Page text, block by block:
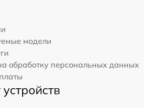
модели
обработку персональных данных